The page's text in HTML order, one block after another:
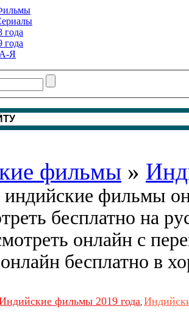
Я
фильмы »
индийские фильмы
бесплатно на
онлайн с
бесплатно в
фильмы 2019 года